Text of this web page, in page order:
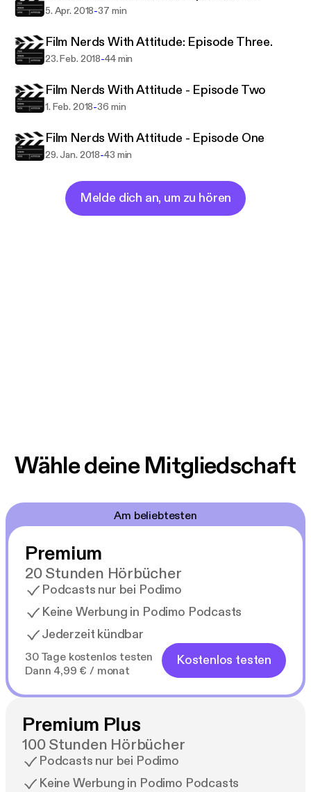
5. Apr. 2018-37 min
Film Nerds With Attitude: Episode Three.
23. Feb. 2018-44 min
Film Nerds With Attitude - Episode Two
1. Feb. 2018-36 min
Film Nerds With Attitude - Episode One
29. Jan. 2018-43 min
Melde dich an, um zu hören
Wähle deine Mitgliedschaft
Am beliebtesten
Premium
20 Stunden Hörbücher
Podcasts nur bei Podimo
Keine Werbung in Podimo Podcasts
Jederzeit kündbar
30 Tage kostenlos testen
Dann 4,99 € / monat
Kostenlos testen
Premium Plus
100 Stunden Hörbücher
Podcasts nur bei Podimo
Keine Werbung in Podimo Podcasts